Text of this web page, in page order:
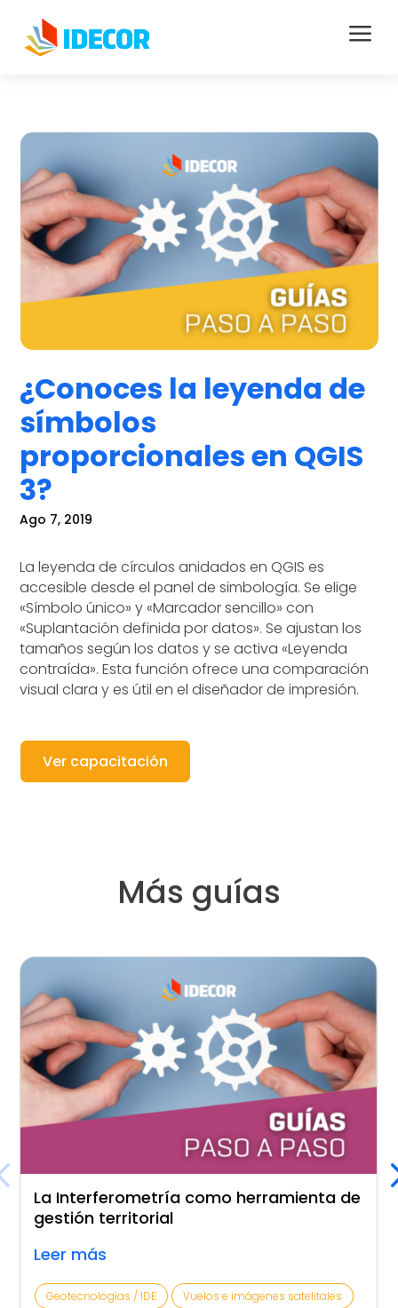
a
¿Conoces la leyenda de
símbolos
proporcionales en QGIS
3?
Ago 7, 2019
La leyenda de círculos anidados en QGIS es
accesible desde el panel de simbología. Se elige
«Símbolo único» y «Marcador sencillo» con
«Suplantación definida por datos». Se ajustan los
tamaños según los datos y se activa «Leyenda
contraída». Esta función ofrece una comparación
visual clara y es útil en el diseñador de impresión.
Ver capacitación
Más guías
La Interferometría como herramienta de
gestión territorial
Leer más
Geotecnologías / IDE Vuelos e imágenes satelitales